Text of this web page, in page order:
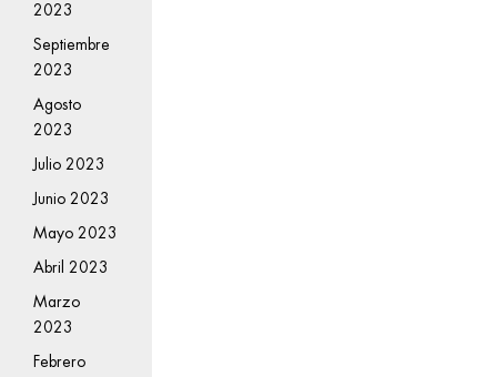
2023
Septiembre
2023
Agosto
2023
Julio 2023
Junio 2023
Mayo 2023
Abril 2023
Marzo
2023
Febrero